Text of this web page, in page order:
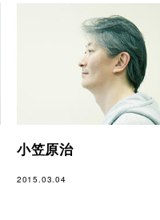
小笠原治
2015.03.04